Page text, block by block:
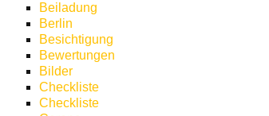
Beiladung
Berlin
Besichtigung
Bewertungen
Bilder
Checkliste
Checkliste